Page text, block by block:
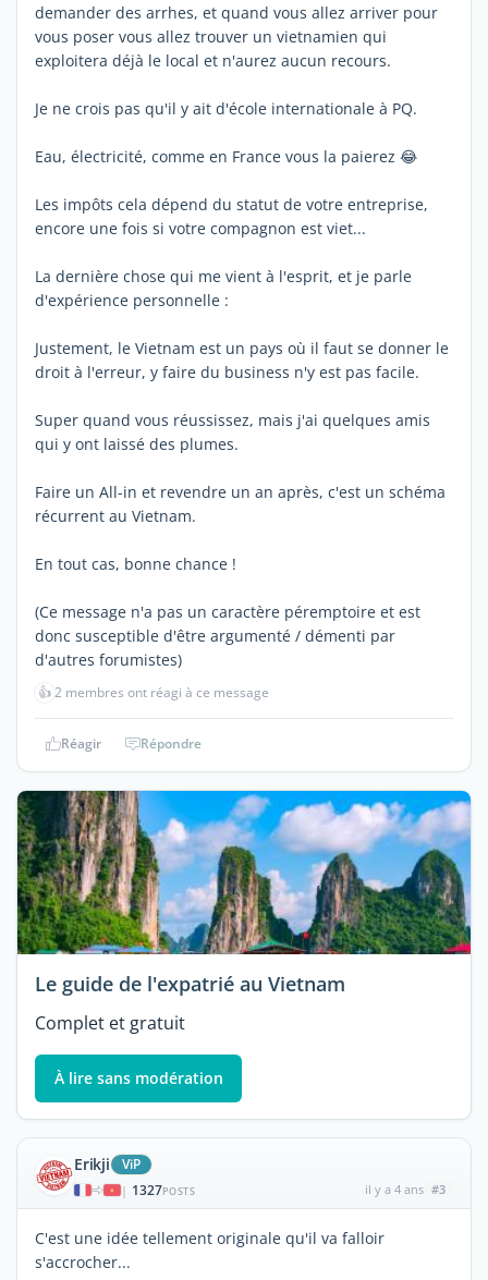
demander des arrhes, et quand vous allez arriver pour
vous poser vous allez trouver un vietnamien qui
exploitera déjà le local et n'aurez aucun recours.
Je ne crois pas qu'il y ait d'école internationale à PQ.
Eau, électricité, comme en France vous la paierez 😂
Les impôts cela dépend du statut de votre entreprise,
encore une fois si votre compagnon est viet...
La dernière chose qui me vient à l'esprit, et je parle
d'expérience personnelle :
Justement, le Vietnam est un pays où il faut se donner le
droit à l'erreur, y faire du business n'y est pas facile.
Super quand vous réussissez, mais j'ai quelques amis
qui y ont laissé des plumes.
Faire un All-in et revendre un an après, c'est un schéma
récurrent au Vietnam.
En tout cas, bonne chance !
(Ce message n'a pas un caractère péremptoire et est
donc susceptible d'être argumenté / démenti par
d'autres forumistes)
👍2 membres ont réagi à ce message
Réagir Répondre
Le guide de l'expatrié au Vietnam
Complet et gratuit
À lire sans modération
Erikji ViP
| 1327POSTS il y a 4 ans #3
C'est une idée tellement originale qu'il va falloir
s'accrocher...